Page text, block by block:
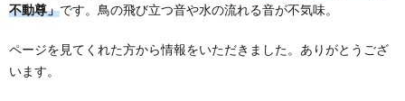
不動尊」です。鳥の飛び立つ音や水の流れる音が不気味。
ページを見てくれた方から情報をいただきました。ありがとうござ
います。